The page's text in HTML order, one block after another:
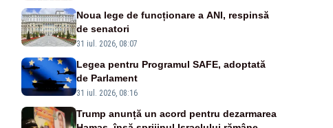
Noua lege de funcționare a ANI, respinsă
de senatori
31 iul. 2026, 08:07
Legea pentru Programul SAFE, adoptată
de Parlament
31 iul. 2026, 08:16
Trump anunță un acord pentru dezarmarea